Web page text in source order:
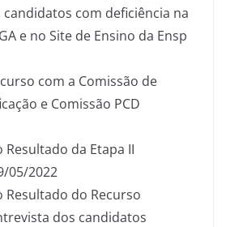
com deficiência na
e no Site de Ensino da Ensp
com a Comissão de
e Comissão PCD
Resultado da Etapa II
05/2022
Resultado do Recurso
dos candidatos